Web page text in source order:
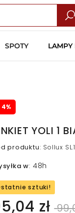
SPOTY LAMPY
YOLI 1
produktu: Sollux
w: 48h
sztuki!
zł